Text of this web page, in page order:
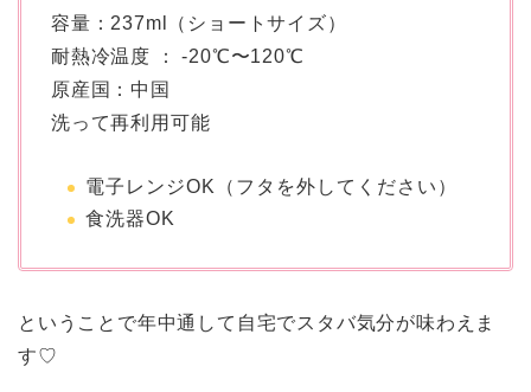
容量：237ml（ショートサイズ）
耐熱冷温度 ： -20℃〜120℃
原産国：中国
洗って再利用可能
電子レンジOK（フタを外してください）
食洗器OK
ということで年中通して自宅でスタバ気分が味わえま
す♡